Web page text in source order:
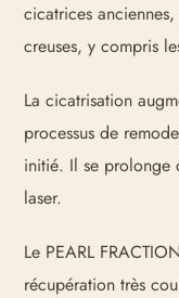
cicatrices
creuses, y compris
La cicatrisation
processus de
initié. Il se prolonge
laser.
Le PEARL
récupération très